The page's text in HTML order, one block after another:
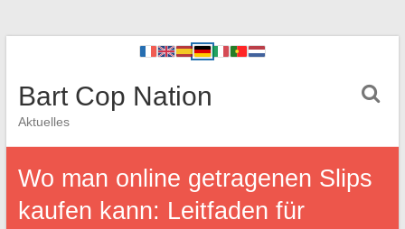
Bart Cop Nation
Aktuelles
Wo man online getragenen Slips
kaufen kann: Leitfaden für